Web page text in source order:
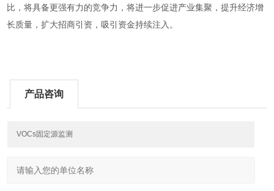
比，将具备更强有力的竞争力，将进一步促进产业集聚，提升经济增
长质量，扩大招商引资，吸引资金持续注入。
产品咨询